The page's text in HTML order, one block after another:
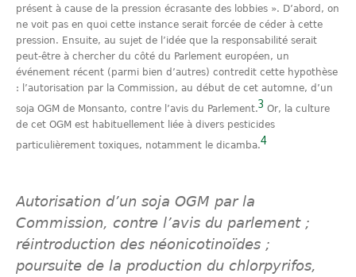
présent à cause de la pression écrasante des lobbies ». D’abord, on
ne voit pas en quoi cette instance serait forcée de céder à cette
pression. Ensuite, au sujet de l’idée que la responsabilité serait
peut-être à chercher du côté du Parlement européen, un
événement récent (parmi bien d’autres) contredit cette hypothèse
: l’autorisation par la Commission, au début de cet automne, d’un
soja OGM de Monsanto, contre l’avis du Parlement.3 Or, la culture
de cet OGM est habituellement liée à divers pesticides
particulièrement toxiques, notamment le dicamba.4
Autorisation d’un soja OGM par la
Commission, contre l’avis du parlement ;
réintroduction des néonicotinoïdes ;
poursuite de la production du chlorpyrifos,